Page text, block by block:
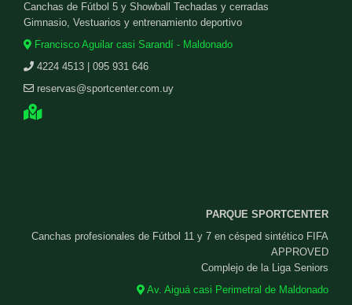
Canchas de Fútbol 5 y Showball Techadas y cerradas
Gimnasio, Vestuarios y entrenamiento deportivo
Francisco Aguilar casi Sarandí - Maldonado
4224 4513 | 095 931 646
reservas@sportcenter.com.uy
PARQUE SPORTCENTER
Canchas profesionales de Fútbol 11 y 7 en césped sintético FIFA
APPROVED
Complejo de la Liga Seniors
Av. Aiguá casi Perimetral de Maldonado